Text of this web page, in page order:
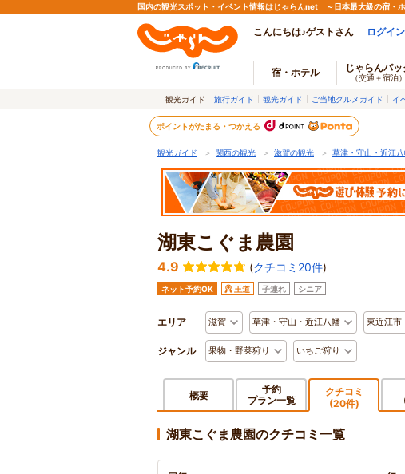
国内の観光スポット・イベント情報はじゃらんnet ～日本最大級の宿・
こんにちは♪ゲストさん ログイン
宿・ホテル じゃらんパッ
（交通＋宿泊）
観光ガイド 旅行ガイド 観光ガイド ご当地グルメガイド イ
ポイントがたまる・つかえる
観光ガイド ＞ 関西の観光 ＞ 滋賀の観光 ＞ 草津・守山・近江
湖東こぐま農園
4.9 (クチコミ20件)
ネット予約OK 王道 子連れ シニア
エリア 滋賀 草津・守山・近江八幡 東近江市
ジャンル 果物・野菜狩り いちご狩り
概要
予約
プラン一覧
クチコミ
(20件)
湖東こぐま農園のクチコミ一覧